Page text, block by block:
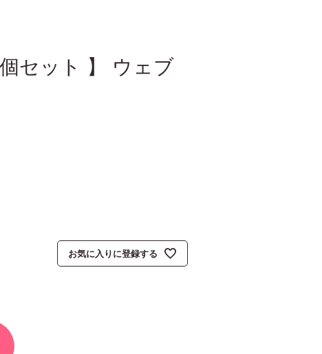
セット 】 ウェブ
お気に入りに登録する